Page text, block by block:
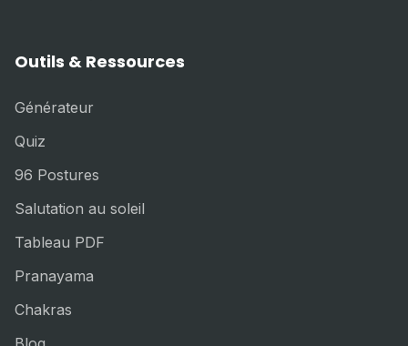
Outils & Ressources
Générateur
Quiz
96 Postures
Salutation au soleil
Tableau PDF
Pranayama
Chakras